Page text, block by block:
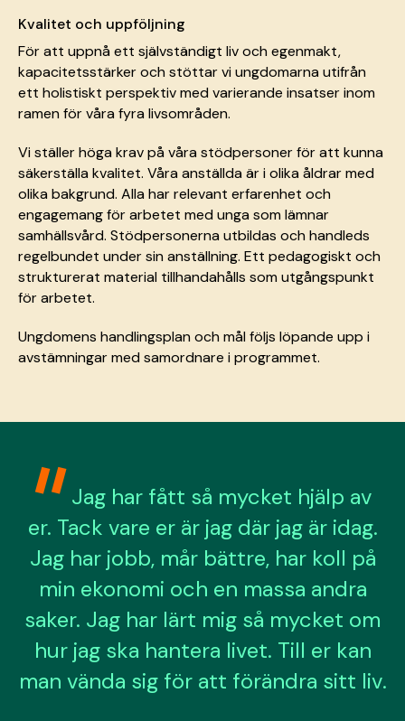
Kvalitet och uppföljning
För att uppnå ett självständigt liv och egenmakt,
kapacitetsstärker och stöttar vi ungdomarna utifrån
ett holistiskt perspektiv med varierande insatser inom
ramen för våra fyra livsområden.
Vi ställer höga krav på våra stödpersoner för att kunna
säkerställa kvalitet. Våra anställda är i olika åldrar med
olika bakgrund. Alla har relevant erfarenhet och
engagemang för arbetet med unga som lämnar
samhällsvård. Stödpersonerna utbildas och handleds
regelbundet under sin anställning. Ett pedagogiskt och
strukturerat material tillhandahålls som utgångspunkt
för arbetet.
Ungdomens handlingsplan och mål följs löpande upp i
avstämningar med samordnare i programmet.
Jag har fått så mycket hjälp av
er. Tack vare er är jag där jag är idag.
Jag har jobb, mår bättre, har koll på
min ekonomi och en massa andra
saker. Jag har lärt mig så mycket om
hur jag ska hantera livet. Till er kan
man vända sig för att förändra sitt liv.